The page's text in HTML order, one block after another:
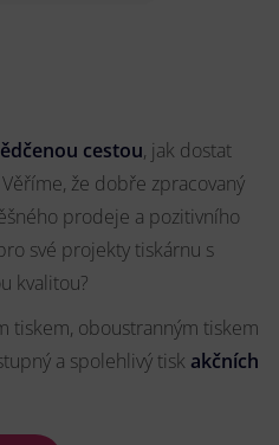
cestou, jak dostat
že dobře zpracovaný
prodeje a pozitivního
své projekty tiskárnu s
kvalitou?
tiskem, oboustranným tiskem
a spolehlivý tisk akčních